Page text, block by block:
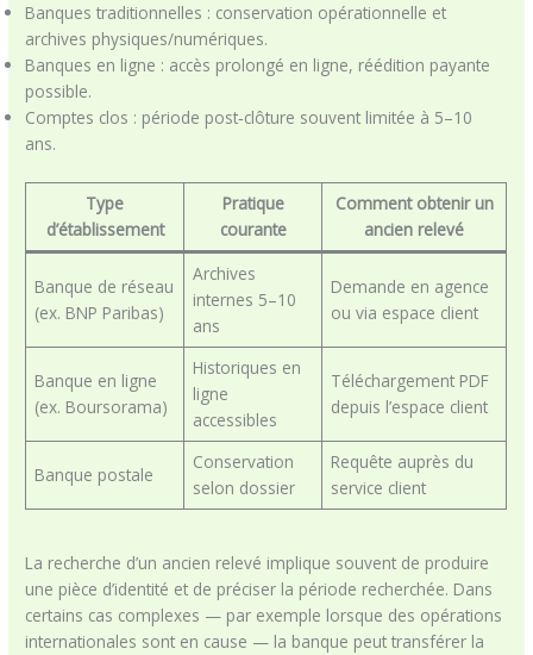
Banques traditionnelles : conservation opérationnelle et
archives physiques/numériques.
Banques en ligne : accès prolongé en ligne, réédition payante
possible.
Comptes clos : période post‑clôture souvent limitée à 5–10
ans.
Type
d’établissement
Pratique
courante
Comment obtenir un
ancien relevé
Banque de réseau
(ex. BNP Paribas)
Archives
internes 5–10
ans
Demande en agence
ou via espace client
Banque en ligne
(ex. Boursorama)
Historiques en
ligne
accessibles
Téléchargement PDF
depuis l’espace client
Banque postale
Conservation
selon dossier
Requête auprès du
service client
La recherche d’un ancien relevé implique souvent de produire
une pièce d’identité et de préciser la période recherchée. Dans
certains cas complexes — par exemple lorsque des opérations
internationales sont en cause — la banque peut transférer la